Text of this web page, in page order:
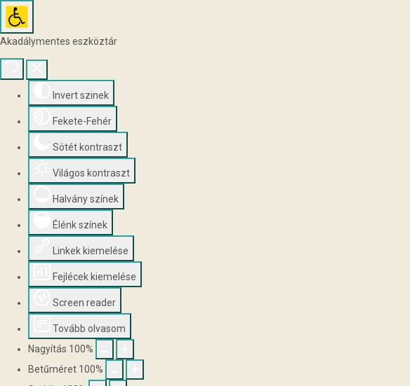
Akadálymentes eszköztár
Invert szinek
Fekete-Fehér
Sötét kontraszt
Világos kontraszt
Halvány színek
Élénk színek
Linkek kiemelése
Fejlécek kiemelése
Screen reader
Tovább olvasom
Nagyítás 100%
Betűméret 100%